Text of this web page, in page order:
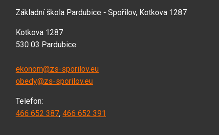
Základní škola Pardubice - Spořilov, Kotkova 1287
Kotkova 1287
530 03 Pardubice
ekonom@zs-sporilov.eu
obedy@zs-sporilov.eu
Telefon:
466 652 387, 466 652 391